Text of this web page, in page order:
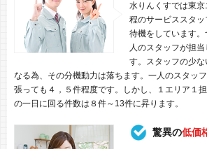
水りんくすでは東
程のサービススタ
待機をしています
人のスタッフが担
す。スタッフの少な
なる為、その分機動力は落ちます。一人のスタッ
張っても４，５件程度です。しかし、１エリア１
の一日に回る件数は８件～13件に昇ります。
驚異の低価